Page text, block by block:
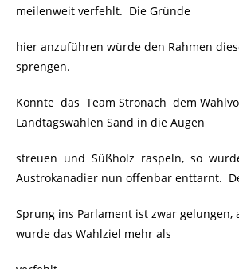
meilenweit verfehlt. Die Gründe
hier anzuführen würde den Rahmen
sprengen.
Konnte das Team Stronach dem
Landtagswahlen Sand in die Augen
streuen und Süßholz raspeln, so
Austrokanadier nun offenbar enttarnt.
Sprung ins Parlament ist zwar gelungen,
wurde das Wahlziel mehr als